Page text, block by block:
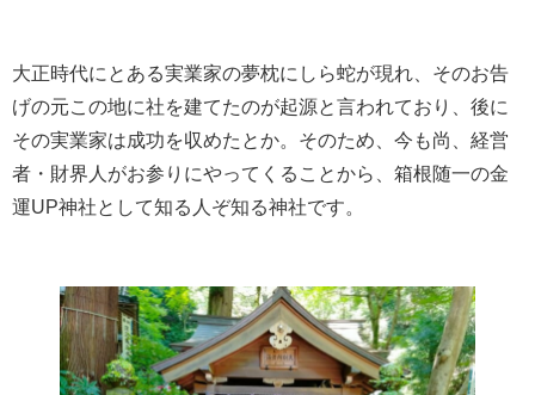
大正時代にとある実業家の夢枕にしら蛇が現れ、そのお告
げの元この地に社を建てたのが起源と言われており、後に
その実業家は成功を収めたとか。そのため、今も尚、経営
者・財界人がお参りにやってくることから、箱根随一の金
運UP神社として知る人ぞ知る神社です。